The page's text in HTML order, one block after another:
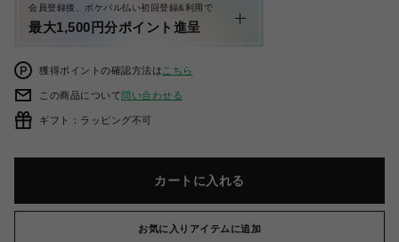
会員登録後、ポケパル払い初回登録&利用で
最大1,500円分ポイント進呈
獲得ポイントの確認方法は こちら
この商品について問い合わせる
ギフト：ラッピング不可
カートに入れる
お気に入りアイテムに追加